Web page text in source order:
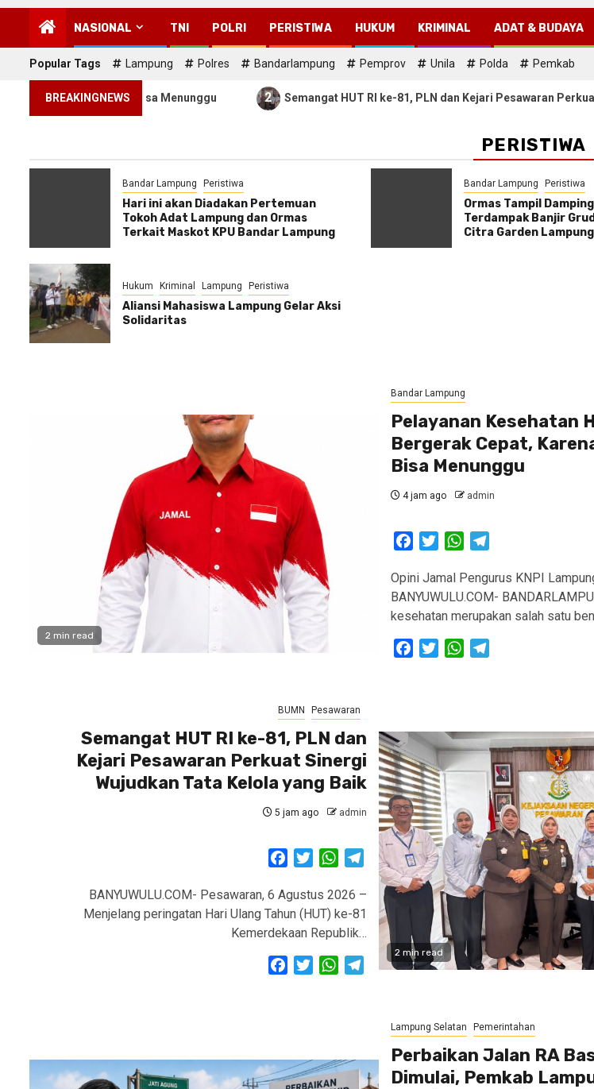
NASIONAL TNI POLRI PERISTIWA HUKUM KRIMINAL ADAT & BUDAYA
Popular Tags Lampung Polres Bandarlampung Pemprov Unila Polda Pemkab
BREAKINGNEWS
Tidak Bisa Menunggu 2 Semangat HUT RI ke-81, PLN dan Kejari Pesawaran Perkuat Sinergi
PERISTIWA
Bandar Lampung Peristiwa
Hari ini akan Diadakan Pertemuan
Tokoh Adat Lampung dan Ormas
Terkait Maskot KPU Bandar Lampung
Bandar Lampung Peristiwa
Ormas Tampil
Terdampak Banjir
Citra Garden Lampung
Hukum Kriminal Lampung Peristiwa
Aliansi Mahasiswa Lampung Gelar Aksi
Solidaritas
2 min read
Bandar Lampung
Pelayanan Kesehatan
Bergerak Cepat,
Bisa Menunggu
4 jam ago admin
FacebookTwitterWhatsApp
Opini Jamal Pengurus KNPI
BANYUWULU.COM-
kesehatan merupakan salah satu
FacebookTwitterWhatsApp
2 min read
BUMN Pesawaran
Semangat HUT RI ke-81, PLN dan
Kejari Pesawaran Perkuat Sinergi
Wujudkan Tata Kelola yang Baik
5 jam ago admin
FacebookTwitterWhatsAppTelegram
BANYUWULU.COM- Pesawaran, 6 Agustus 2026 –
Menjelang peringatan Hari Ulang Tahun (HUT) ke-81
Kemerdekaan Republik…
FacebookTwitterWhatsApp
Telegram
Lampung Selatan Pemerintahan
Perbaikan Jalan RA
Dimulai, Pemkab